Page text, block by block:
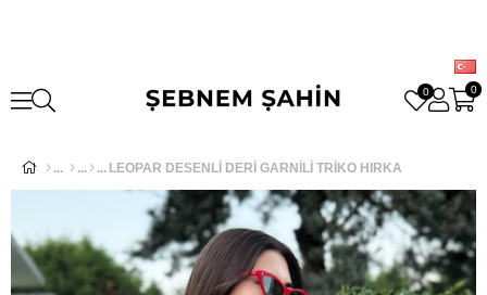
0 0
LEOPAR DESENLİ DERİ GARNİLİ TRİKO HIRKA